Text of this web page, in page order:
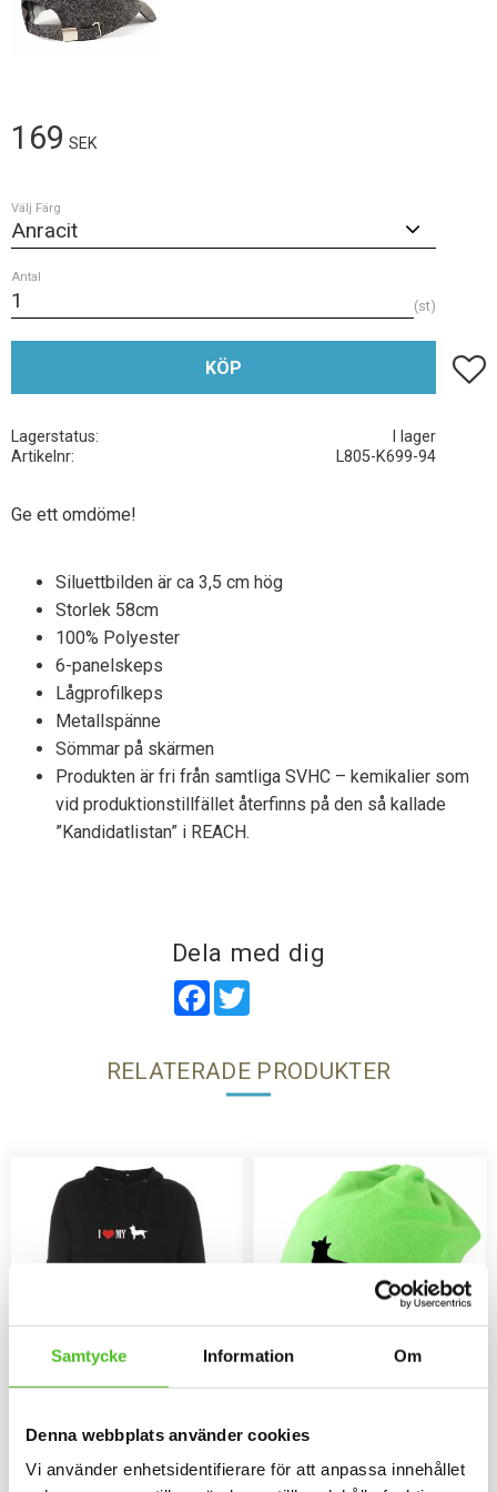
Samtycke Information Om
Denna webbplats använder cookies
Vi använder enhetsidentifierare för att anpassa innehållet
169 SEK
Välj Färg
Antal
st
KÖP Lägg
Lagerstatus
I lager
Artikelnr
L805-K699-94
Ge ett omdöme!
Siluettbilden är ca 3,5 cm hög
Storlek 58cm
100% Polyester
6-panelskeps
Lågprofilkeps
Metallspänne
Sömmar på skärmen
Produkten är fri från samtliga SVHC – kemikalier som
vid produktionstillfället återfinns på den så kallade
”Kandidatlistan” i REACH.
Dela med dig
Facebook
RELATERADE PRODUKTER
Heeler
Luvtröja med ett siluettmotiv av
en Lancashire Heeler tryckt på
Mössa i bomull/elastan med ett
siluettmotiv av en Lancashire